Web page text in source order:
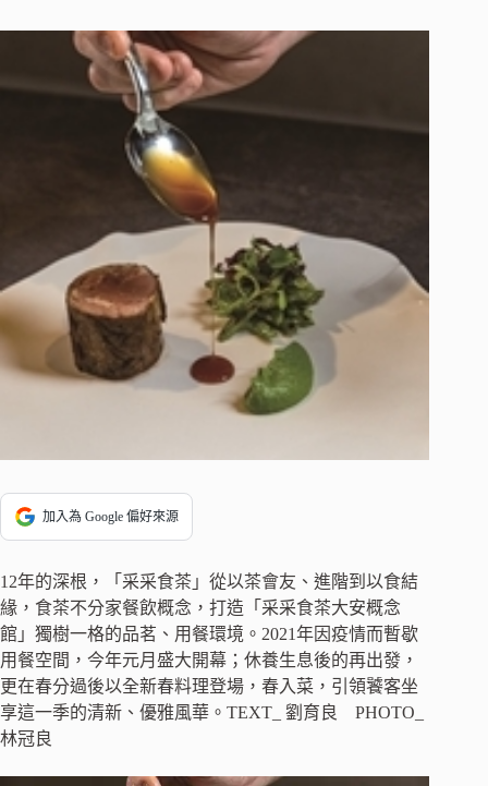
加入為 Google 偏好來源
12年的深根，「采采食茶」從以茶會友、進階到以食結
緣，食茶不分家餐飲概念，打造「采采食茶大安概念
館」獨樹一格的品茗、用餐環境。2021年因疫情而暫歇
用餐空間，今年元月盛大開幕；休養生息後的再出發，
更在春分過後以全新春料理登場，春入菜，引領饕客坐
享這一季的清新、優雅風華。TEXT_ 劉育良 PHOTO_
林冠良